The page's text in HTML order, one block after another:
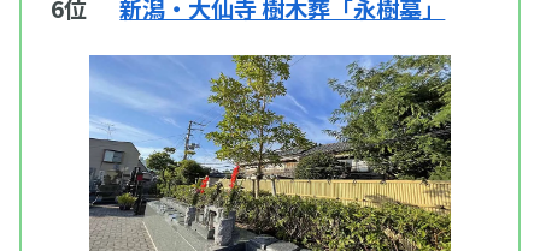
6位 新潟・大仙寺 樹木葬「永樹墓」